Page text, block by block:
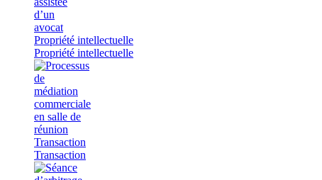
Propriété intellectuelle
Propriété intellectuelle
Transaction
Transaction